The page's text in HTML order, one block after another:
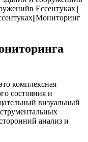
комплексная
состояния и
визуальный
анализ и